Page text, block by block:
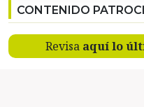
CONTENIDO
Revisa aquí lo